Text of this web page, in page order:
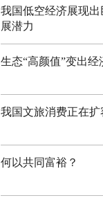
我国低空经济展现出
展潜力
生态“高颜值”变出经
我国文旅消费正在扩
何以共同富裕？